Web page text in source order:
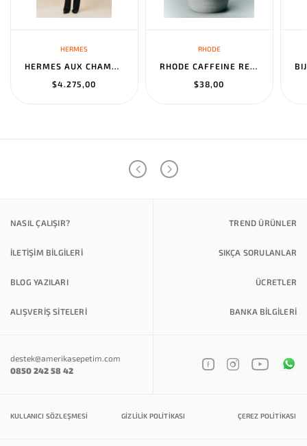
HERMES
HERMES AUX CHAMPS EN FLEURS" PANTS NOIR
$4.275,00
RHODE
RHODE CAFFEINE RESET SCULPTING CREAM MASK
$38,00
NASIL ÇALIŞIR? TREND ÜRÜNLER
İLETİŞİM BİLGİLERİ SIKÇA SORULANLAR
BLOG YAZILARI ÜCRETLER
ALIŞVERİŞ SİTELERİ BANKA BILGILERI
destek@amerikasepetim.com
0850 242 58 42
KULLANICI SÖZLEŞMESI GIZLILIK POLITIKASI ÇEREZ POLITIKASI